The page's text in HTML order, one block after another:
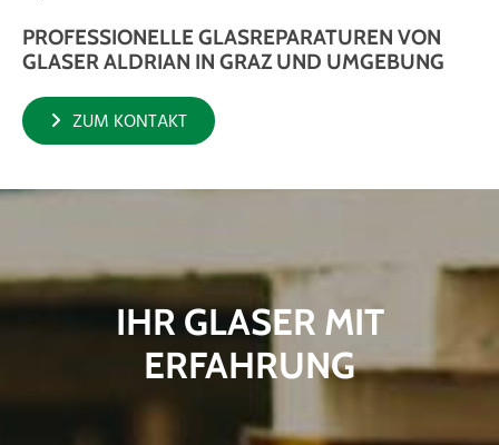
PROFESSIONELLE GLASREPARATUREN VON
GLASER ALDRIAN IN GRAZ UND UMGEBUNG
ZUM KONTAKT
IHR GLASER MIT
ERFAHRUNG